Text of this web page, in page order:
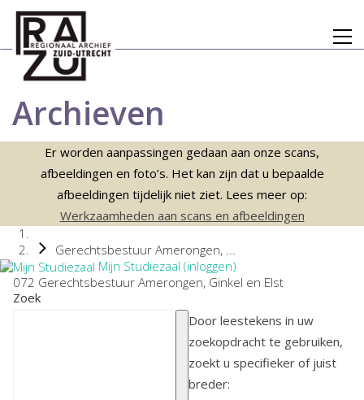
Archieven
Er worden aanpassingen gedaan aan onze scans,
afbeeldingen en foto’s. Het kan zijn dat u bepaalde
afbeeldingen tijdelijk niet ziet. Lees meer op:
Werkzaamheden aan scans en afbeeldingen
Gerechtsbestuur Amerongen, ...
Mijn Studiezaal (inloggen)
072 Gerechtsbestuur Amerongen, Ginkel en Elst
Zoek
Door leestekens in uw
zoekopdracht te gebruiken,
zoekt u specifieker of juist
breder: